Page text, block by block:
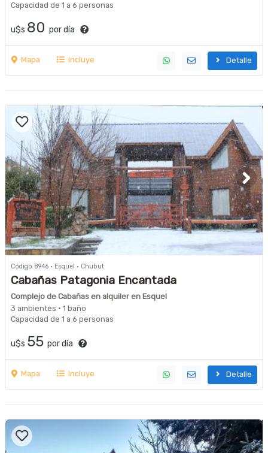
Capacidad de 1 a 6 personas
u$s 80 por día
Mapa Incluye Detalle
Código 8946 · Esquel · Chubut
Cabañas Patagonia Encantada
Complejo de Cabañas en alquiler en Esquel
3 ambientes · 1 baño
Capacidad de 1 a 6 personas
u$s 55 por día
Mapa Incluye Detalle